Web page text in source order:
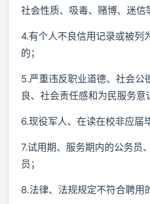
社会性质、吸毒、赌博、迷信
4.有个人不良信用记录或被列
的；
5.严重违反职业道德、社会公
良、社会责任感和为民服务意
6.现役军人、在读在校非应届
7.试用期、服务期内的公务员
员；
8.法律、法规规定不符合聘用